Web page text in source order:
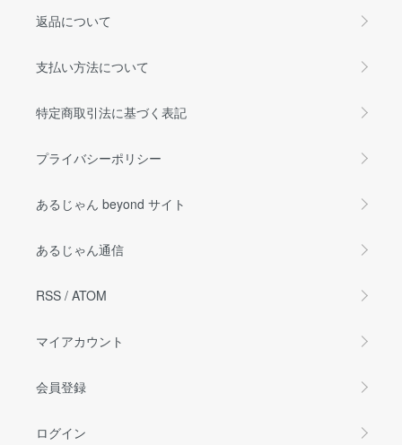
返品について
支払い方法について
特定商取引法に基づく表記
プライバシーポリシー
あるじゃん beyond サイト
あるじゃん通信
RSS / ATOM
マイアカウント
会員登録
ログイン